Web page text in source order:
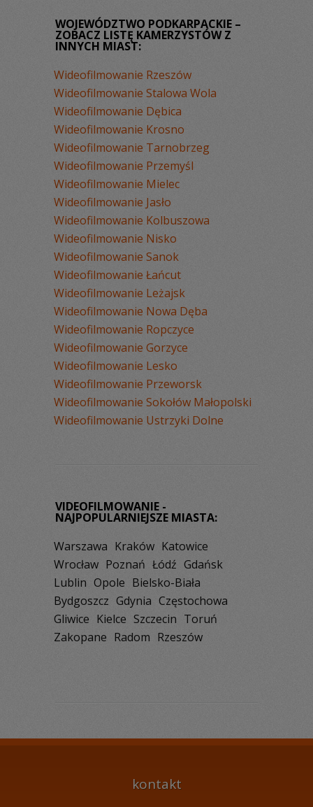
WOJEWÓDZTWO PODKARPACKIE –
ZOBACZ LISTĘ KAMERZYSTÓW Z
INNYCH MIAST:
Wideofilmowanie Rzeszów
Wideofilmowanie Stalowa Wola
Wideofilmowanie Dębica
Wideofilmowanie Krosno
Wideofilmowanie Tarnobrzeg
Wideofilmowanie Przemyśl
Wideofilmowanie Mielec
Wideofilmowanie Jasło
Wideofilmowanie Kolbuszowa
Wideofilmowanie Nisko
Wideofilmowanie Sanok
Wideofilmowanie Łańcut
Wideofilmowanie Leżajsk
Wideofilmowanie Nowa Dęba
Wideofilmowanie Ropczyce
Wideofilmowanie Gorzyce
Wideofilmowanie Lesko
Wideofilmowanie Przeworsk
Wideofilmowanie Sokołów Małopolski
Wideofilmowanie Ustrzyki Dolne
VIDEOFILMOWANIE -
NAJPOPULARNIEJSZE MIASTA:
Warszawa Kraków Katowice
Wrocław Poznań Łódź Gdańsk
Lublin Opole Bielsko-Biała
Bydgoszcz Gdynia Częstochowa
Gliwice Kielce Szczecin Toruń
Zakopane Radom Rzeszów
kontakt